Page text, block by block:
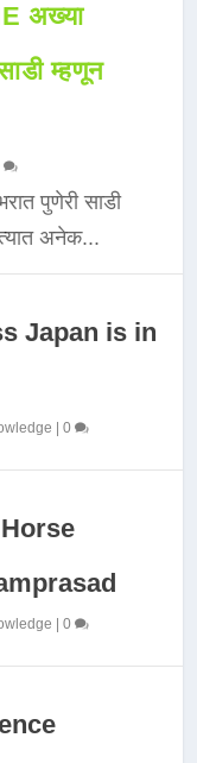
अख्या
म्हणून
पुणेरी साडी
अनेक...
Japan is in
|0
|0